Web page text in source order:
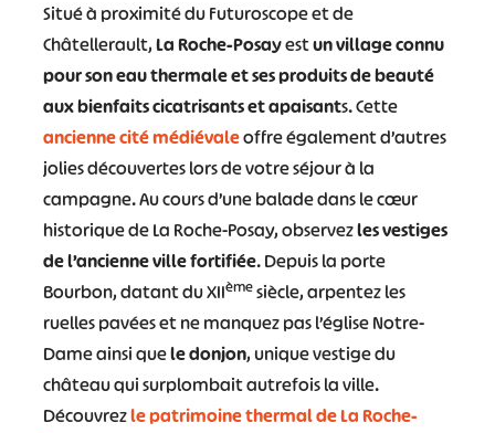
Situé à proximité du Futuroscope et de
Châtellerault,La Roche-Posayestun village connu
pour son eau thermale et ses produits de beauté
aux bienfaits cicatrisants et apaisants. Cette
ancienne cité médiévaleoffre également d’autres
jolies découvertes lors de votre séjour à la
campagne. Au cours d’une balade dans le cœur
historique de La Roche-Posay, observezles vestiges
de l’ancienne ville fortifiée. Depuis la porte
Bourbon, datant du XIIèmesiècle, arpentez les
ruelles pavées et ne manquez pas l’église Notre-
Dame ainsi quele donjon, unique vestige du
château qui surplombait autrefois la ville.
Découvrezle patrimoine thermal de La Roche-